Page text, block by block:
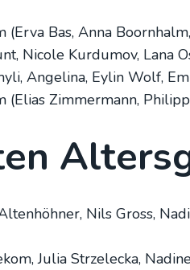
Bas, Anna
Nico­le Kur­du­mov, Lana
Ange­li­na, Eylin Wolf,
(Eli­as Zim­mer­mann,
Nils Gross,
Julia Strzele­cka,